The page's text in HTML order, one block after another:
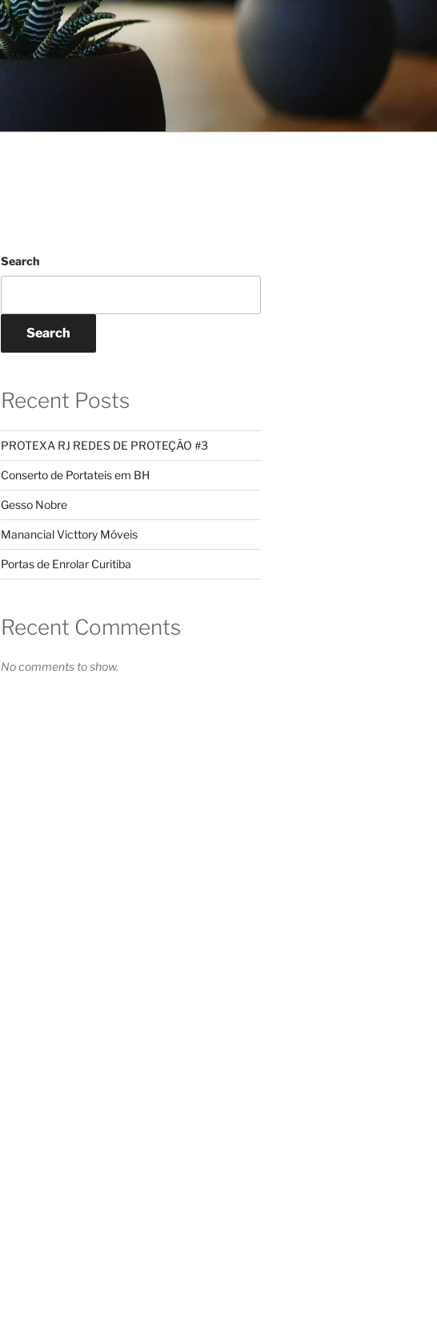
Search
Search
Recent Posts
PROTEXA RJ REDES DE PROTEÇÃO #3
Conserto de Portateis em BH
Gesso Nobre
Manancial Victtory Móveis
Portas de Enrolar Curitiba
Recent Comments
No comments to show.